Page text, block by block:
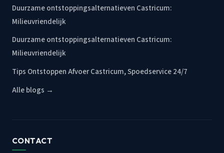
Duurzame ontstoppingsalternatieven Castricum:
Milieuvriendelijk
Duurzame ontstoppingsalternatieven Castricum:
Milieuvriendelijk
Tips Ontstoppen Afvoer Castricum, Spoedservice 24/7
Alle blogs →
CONTACT